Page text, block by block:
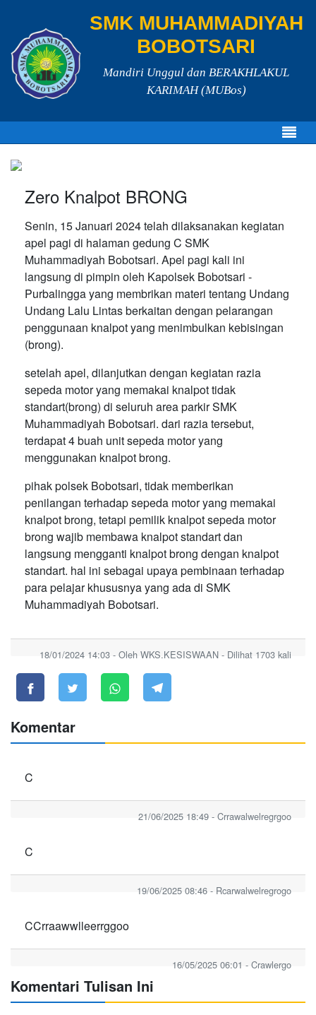
SMK MUHAMMADIYAH
BOBOTSARI
Mandiri Unggul dan BERAKHLAKUL
KARIMAH (MUBos)
Zero Knalpot BRONG
Senin, 15 Januari 2024 telah dilaksanakan kegiatan
apel pagi di halaman gedung C SMK
Muhammadiyah Bobotsari. Apel pagi kali ini
langsung di pimpin oleh Kapolsek Bobotsari -
Purbalingga yang membrikan materi tentang Undang
Undang Lalu Lintas berkaitan dengan pelarangan
penggunaan knalpot yang menimbulkan kebisingan
(brong).
setelah apel, dilanjutkan dengan kegiatan razia
sepeda motor yang memakai knalpot tidak
standart(brong) di seluruh area parkir SMK
Muhammadiyah Bobotsari. dari razia tersebut,
terdapat 4 buah unit sepeda motor yang
menggunakan knalpot brong.
pihak polsek Bobotsari, tidak memberikan
penilangan terhadap sepeda motor yang memakai
knalpot brong, tetapi pemilik knalpot sepeda motor
brong wajib membawa knalpot standart dan
langsung mengganti knalpot brong dengan knalpot
standart. hal ini sebagai upaya pembinaan terhadap
para pelajar khususnya yang ada di SMK
Muhammadiyah Bobotsari.
18/01/2024 14:03 - Oleh WKS.KESISWAAN - Dilihat 1703 kali
Komentar
C
21/06/2025 18:49 - Crrawalwelregrgoo
C
19/06/2025 08:46 - Rcarwalwelregrogo
CCrraawwlleerrggoo
16/05/2025 06:01 - Crawlergo
Komentari Tulisan Ini